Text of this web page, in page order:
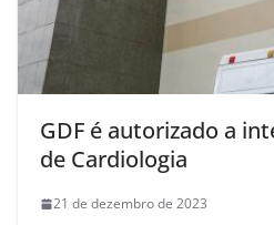
GDF é autorizado a
de Cardiologia
21 de dezembro de 2023